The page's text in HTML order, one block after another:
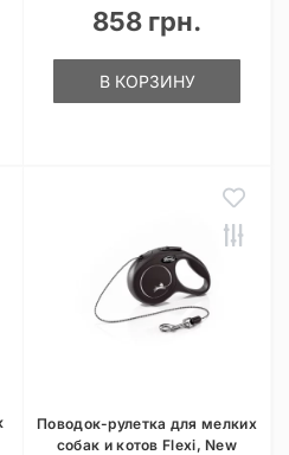
858 грн.
В КОРЗИНУ
Поводок-рулетка для мелких
собак и котов Flexi, New